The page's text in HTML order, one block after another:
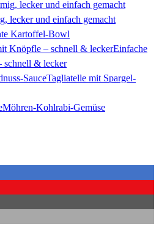
lecker und einfach gemacht
Kartoffel-Bowl
Einfache
schnell & lecker
Tagliatelle mit Spargel-
Möhren-Kohlrabi-Gemüse